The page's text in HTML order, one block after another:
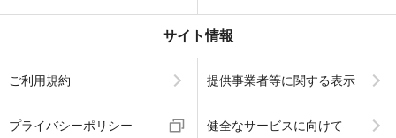
サイト情報
ご利用規約 提供事業者等に関する表示
プライバシーポリシー 健全なサービスに向けて